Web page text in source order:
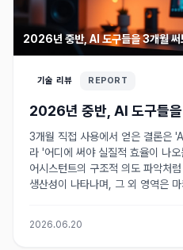
2026년 중반, AI 도구들을 3개월 써
기술 리뷰 REPORT
2026년 중반, AI 도구들
3개월 직접 사용에서 얻은 결론은
라 '어디에 써야 실질적 효율이 나
어시스턴트의 구조적 의도 파악처
생산성이 나타나며, 그 외 영역은
2026.06.20